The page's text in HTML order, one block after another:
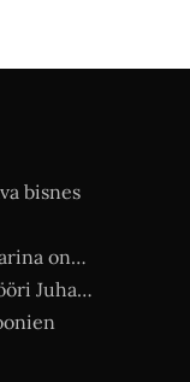
bisnes
on…
Juha…